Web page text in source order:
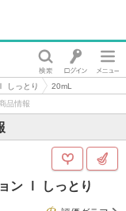
しっとり
20mL
品情報
ン Ⅰ しっとり